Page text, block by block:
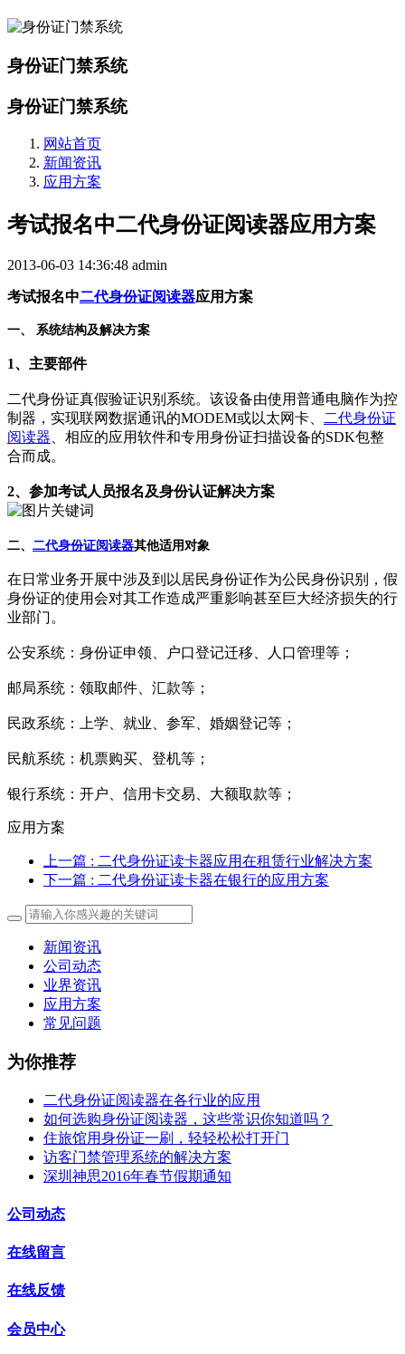
身份证门禁系统
身份证门禁系统
网站首页
新闻资讯
应用方案
考试报名中二代身份证阅读器应用方案
2013-06-03 14:36:48 admin
考试报名中二代身份证阅读器应用方案
一、 系统结构及解决方案
1、主要部件
二代身份证真假验证识别系统。该设备由使用普通电脑作为控
制器，实现联网数据通讯的MODEM或以太网卡、
二代身份证
阅读器 、相应的应用软件和专用身份证扫描设备的SDK包整
合而成。
2、参加考试人员报名及身份认证解决方案
二、 二代身份证阅读器其他适用对象
在日常业务开展中涉及到以居民身份证作为公民身份识别，假
身份证的使用会对其工作造成严重影响甚至巨大经济损失的行
业部门。
公安系统：身份证申领、户口登记迁移、人口管理等；
邮局系统：领取邮件、汇款等；
民政系统：上学、就业、参军、婚姻登记等；
民航系统：机票购买、登机等；
银行系统：开户、信用卡交易、大额取款等；
应用方案
上一篇 : 二代身份证读卡器应用在租赁行业解决方案
下一篇 : 二代身份证读卡器在银行的应用方案
新闻资讯
公司动态
业界资讯
应用方案
常见问题
为你推荐
二代身份证阅读器在各行业的应用
如何选购身份证阅读器，这些常识你知道吗？
住旅馆用身份证一刷，轻轻松松打开门
访客门禁管理系统的解决方案
深圳神思2016年春节假期通知
公司动态
在线留言
在线反馈
会员中心